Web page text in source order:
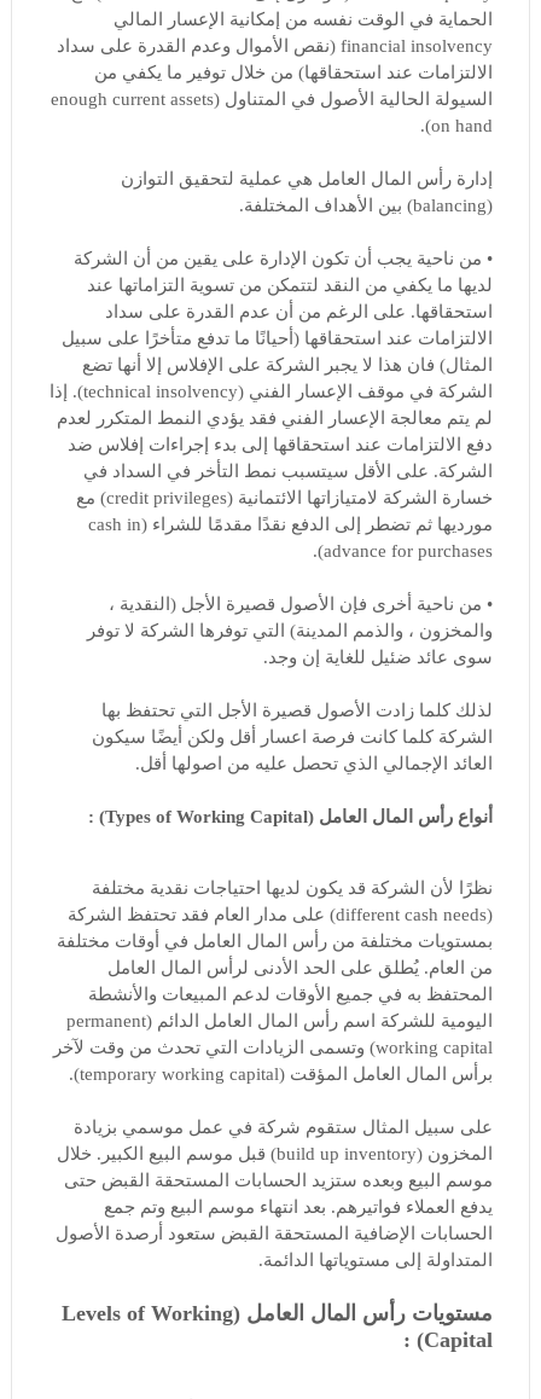
الحماية في الوقت نفسه من إمكانية الإعسار المالي
financial insolvency (نقص الأموال وعدم القدرة على سداد
الالتزامات عند استحقاقها) من خلال توفير ما يكفي من
السيولة الحالية الأصول في المتناول (enough current assets
on hand).
إدارة رأس المال العامل هي عملية لتحقيق التوازن
(balancing) بين الأهداف المختلفة.
• من ناحية يجب أن تكون الإدارة على يقين من أن الشركة
لديها ما يكفي من النقد لتتمكن من تسوية التزاماتها عند
استحقاقها. على الرغم من أن عدم القدرة على سداد
الالتزامات عند استحقاقها (أحيانًا ما تدفع متأخرًا على سبيل
المثال) فان هذا لا يجبر الشركة على الإفلاس إلا أنها تضع
الشركة في موقف الإعسار الفني (technical insolvency). إذا
لم يتم معالجة الإعسار الفني فقد يؤدي النمط المتكرر لعدم
دفع الالتزامات عند استحقاقها إلى بدء إجراءات إفلاس ضد
الشركة. على الأقل سيتسبب نمط التأخر في السداد في
خسارة الشركة لامتيازاتها الائتمانية (credit privileges) مع
مورديها ثم تضطر إلى الدفع نقدًا مقدمًا للشراء (cash in
advance for purchases).
• من ناحية أخرى فإن الأصول قصيرة الأجل (النقدية ،
والمخزون ، والذمم المدينة) التي توفرها الشركة لا توفر
سوى عائد ضئيل للغاية إن وجد.
لذلك كلما زادت الأصول قصيرة الأجل التي تحتفظ بها
الشركة كلما كانت فرصة اعسار أقل ولكن أيضًا سيكون
العائد الإجمالي الذي تحصل عليه من اصولها أقل.
أنواع رأس المال العامل (Types of Working Capital) :
نظرًا لأن الشركة قد يكون لديها احتياجات نقدية مختلفة
(different cash needs) على مدار العام فقد تحتفظ الشركة
بمستويات مختلفة من رأس المال العامل في أوقات مختلفة
من العام. يُطلق على الحد الأدنى لرأس المال العامل
المحتفظ به في جميع الأوقات لدعم المبيعات والأنشطة
اليومية للشركة اسم رأس المال العامل الدائم (permanent
working capital) وتسمى الزيادات التي تحدث من وقت لآخر
برأس المال العامل المؤقت (temporary working capital).
على سبيل المثال ستقوم شركة في عمل موسمي بزيادة
المخزون (build up inventory) قبل موسم البيع الكبير. خلال
موسم البيع وبعده ستزيد الحسابات المستحقة القبض حتى
يدفع العملاء فواتيرهم. بعد انتهاء موسم البيع وتم جمع
الحسابات الإضافية المستحقة القبض ستعود أرصدة الأصول
المتداولة إلى مستوياتها الدائمة.
مستويات رأس المال العامل (Levels of Working
Capital) :